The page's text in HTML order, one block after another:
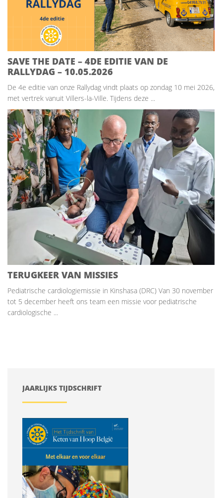
SAVE THE DATE – 4DE EDITIE VAN DE
RALLYDAG – 10.05.2026
De 4e editie van onze Rallydag vindt plaats op zondag 10 mei 2026,
met vertrek vanuit Villers-la-Ville. Tijdens deze ...
TERUGKEER VAN MISSIES
Pediatrische cardiologiemissie in Kinshasa (DRC) Van 30 november
tot 5 december heeft ons team een missie voor pediatrische
cardiologische ...
JAARLIJKS TIJDSCHRIFT